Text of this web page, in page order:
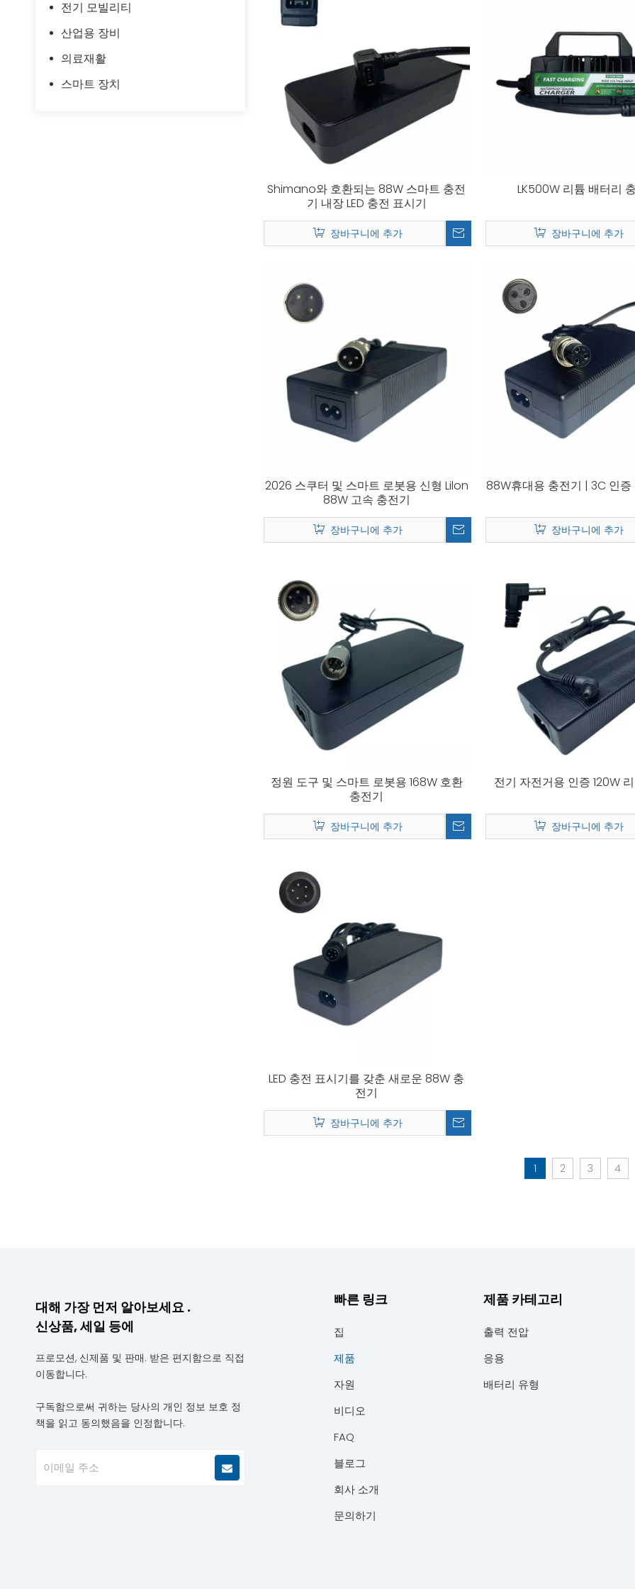
전기 모빌리티
산업용 장비
의료재활
스마트 장치
Shimano와 호환되는 88W 스마트 충전
기 내장 LED 충전 표시기
장바구니에 추가
LK500W 리튬 배터리
장바구니에 추가
2026 스쿠터 및 스마트 로봇용 신형 Lilon
88W 고속 충전기
장바구니에 추가
88W휴대용 충전기 | 3C 인증
장바구니에 추가
정원 도구 및 스마트 로봇용 168W 호환
충전기
장바구니에 추가
전기 자전거용 인증 120W
장바구니에 추가
LED 충전 표시기를 갖춘 새로운 88W 충
전기
장바구니에 추가
1 2 3 4
대해 가장 먼저 알아보세요 .
신상품, 세일 등에
프로모션, 신제품 및 판매. 받은 편지함으로 직접
이동합니다.
구독함으로써 귀하는 당사의 개인 정보 보호 정
책을 읽고 동의했음을 인정합니다.
빠른 링크
집
제품
자원
비디오
FAQ
블로그
회사 소개
문의하기
제품 카테고리
출력 전압
응용
배터리 유형